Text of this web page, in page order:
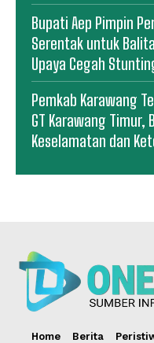
Bupati Aep Pimpin
Serentak untuk
Upaya Cegah
Pemkab Karawang
GT Karawang Timur,
Keselamatan dan
Home Berita